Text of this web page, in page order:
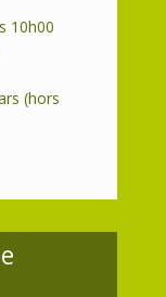
10h00
(hors